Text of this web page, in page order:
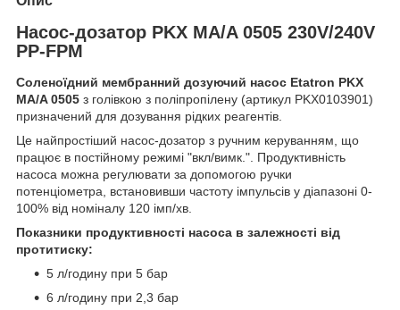
Насос-дозатор PKX MA/A 0505 230V/240V
PP-FPM
Соленоїдний мембранний дозуючий насос Etatron PKX
MA/A 0505 з голівкою з поліпропілену (артикул PKX0103901)
призначений для дозування рідких реагентів.
Це найпростіший насос-дозатор з ручним керуванням, що
працює в постійному режимі "вкл/вимк.". Продуктивність
насоса можна регулювати за допомогою ручки
потенціометра, встановивши частоту імпульсів у діапазоні 0-
100% від номіналу 120 імп/хв.
Показники продуктивності насоса в залежності від
протитиску:
5 л/годину при 5 бар
6 л/годину при 2,3 бар